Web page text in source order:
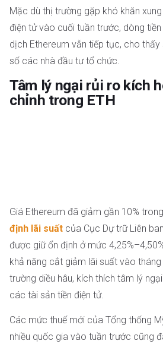
Mặc dù thị trường gặp khó khăn
điện tử vào cuối tuần trước, dòng
dịch Ethereum vẫn tiếp tục, cho
số các nhà đầu tư tổ chức.
Tâm lý ngại rủi ro kích
chỉnh trong ETH
Giá Ethereum đã giảm gần 10%
định lãi suất của Cục Dự trữ Liên
được giữ ổn định ở mức
khả năng cắt giảm lãi suất vào
trường diều hâu, kích thích tâm lý
các tài sản tiền điện tử.
Các mức thuế mới của Tổng thống
nhiều quốc gia vào tuần trước cũng